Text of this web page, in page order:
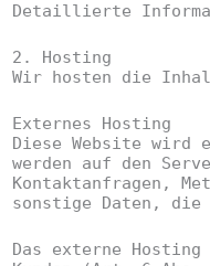
Detaillierte
2. Hosting
Wir hosten die
Externes Hosting
Diese Website wird
werden auf den
Kontaktanfragen,
sonstige Daten, die
Das externe